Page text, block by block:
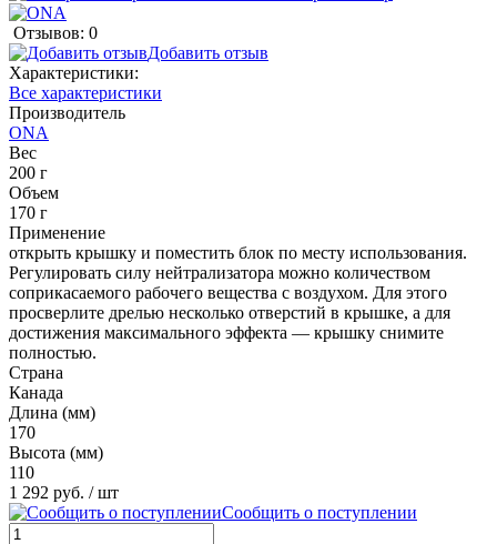
Отзывов: 0
Добавить отзыв
Характеристики:
Все характеристики
Производитель
ONA
Вес
200 г
Объем
170 г
Применение
открыть крышку и поместить блок по месту использования.
Регулировать силу нейтрализатора можно количеством
соприкасаемого рабочего вещества с воздухом. Для этого
просверлите дрелью несколько отверстий в крышке, а для
достижения максимального эффекта — крышку снимите
полностью.
Страна
Канада
Длина (мм)
170
Высота (мм)
110
1 292 руб. / шт
Сообщить о поступлении